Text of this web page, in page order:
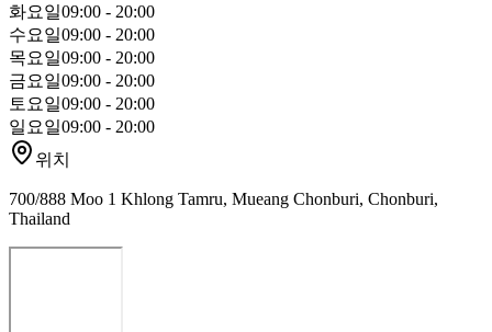
화요일09:00 - 20:00
수요일09:00 - 20:00
목요일09:00 - 20:00
금요일09:00 - 20:00
토요일09:00 - 20:00
일요일09:00 - 20:00
위치
700/888 Moo 1 Khlong Tamru, Mueang Chonburi, Chonburi,
Thailand